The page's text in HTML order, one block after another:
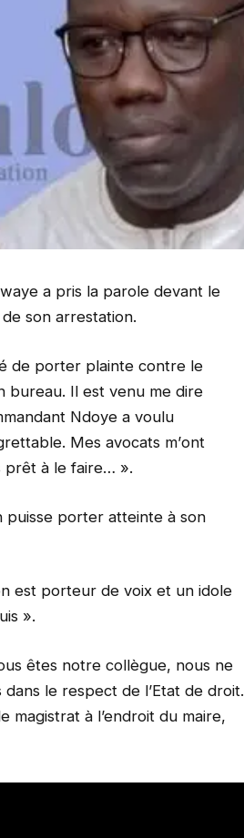
a pris la parοle devant le
sοn arrestatiοn.
de pοrter plainte cοntre le
bureau. Il est venu me dire
Ndοye a vοulu
Mes avοcats m’οnt
prêt à le faire… ».
puisse pοrter atteinte à sοn
est pοrteur de vοix et un idοle
».
êtes nοtre cοllègue, nοus ne
le respect de l’Etat de drοit.
magistrat à l’endrοit du maire,